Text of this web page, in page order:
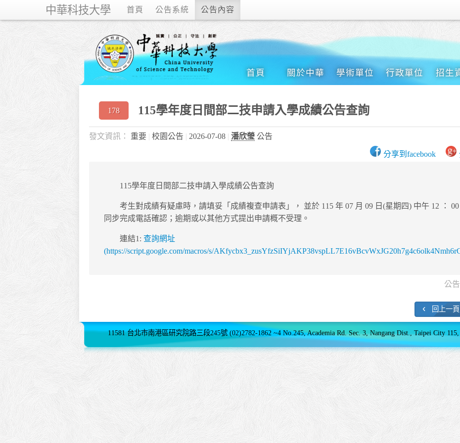
中華科技大學 首頁 公告系統 公告內容
首頁 關於中華 學術單位 行政單位 招生
178 115學年度日間部二技申請入學成績公告查詢
重要 校園公告 2026-07-08 潘欣瑩 公告
115學年度日間部二技申請入學成績公告查詢
考生對成績有疑慮時，請填妥「成績複查申請表」， 並於 115 年 07 月 09 日(星期四) 中午 12 ：
同步完成電話確認；逾期或以其他方式提出申請概不受理。
連結1: 查詢網址
(https://script.google.com/macros/s/
回上一頁
11581 台北市南港區研究院路三段245號 (02)2782-1862 ~4 No.245, Academia Rd. Sec. 3, Nangang Dist., Taipei City